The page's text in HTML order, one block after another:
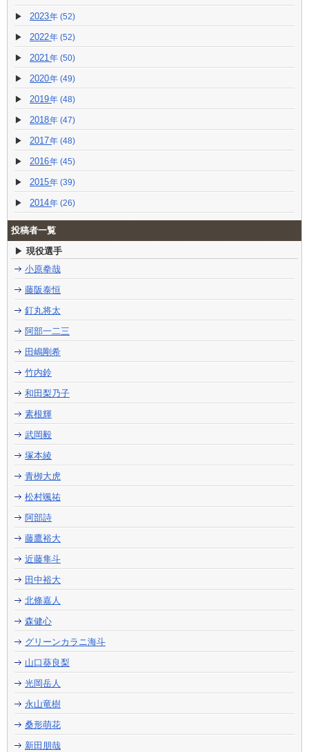
2023 (52)
2022 (52)
2021 (50)
2020 (49)
2019 (48)
2018 (47)
2017 (48)
2016 (45)
2015 (39)
2014 (26)
投稿者一覧
現役選手
小原拳哉
藤阪泰恒
釘丸将太
阿部一二三
田嶋剛希
竹内鈴
和田梨乃子
素根輝
武岡毅
塚本綾
青栁大虎
松村颯祐
阿部詩
藤鷹裕大
近藤隼斗
田中裕大
北條嘉人
森健心
グリーンカラニ海斗
山口葵良梨
光岡岳人
永山竜樹
桑形萌花
新田朋哉